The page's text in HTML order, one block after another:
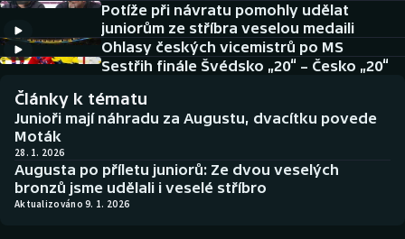
DALŠÍ SPORTY
Americký fotbal
Baseball a softbal
Basketbal
Biatlon
NEPŘEHLÉDNĚTE
Soutěže
Historické návraty
Aplikace ČT sport
Potíže při návratu pomohly udělat
juniorům ze stříbra veselou medaili
Ohlasy českých vicemistrů po MS
Sestřih finále Švédsko „20“ – Česko „20“
Články k tématu
Junioři mají náhradu za Augustu, dvacítku povede
Moták
28. 1. 2026
Augusta po příletu juniorů: Ze dvou veselých
bronzů jsme udělali i veselé stříbro
Aktualizováno 9. 1. 2026